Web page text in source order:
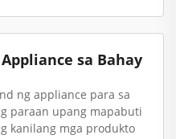
sa Bahay
ng appliance para sa
paraan upang mapabuti
kanilang mga produkto